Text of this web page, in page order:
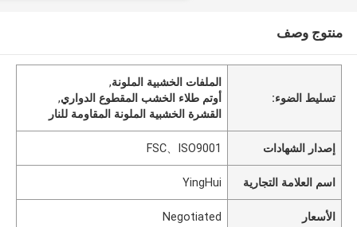
منتوج وصف
تسليط الضوء:
الملفات الخشبية الملونة,
أوتم طلاء الخشب المقطوع الدواري,
القشرة الخشبية الملونة المقاومة للنار
إصدار الشهادات FSC、ISO9001
اسم العلامة التجارية YingHui
الأسعار Negotiated